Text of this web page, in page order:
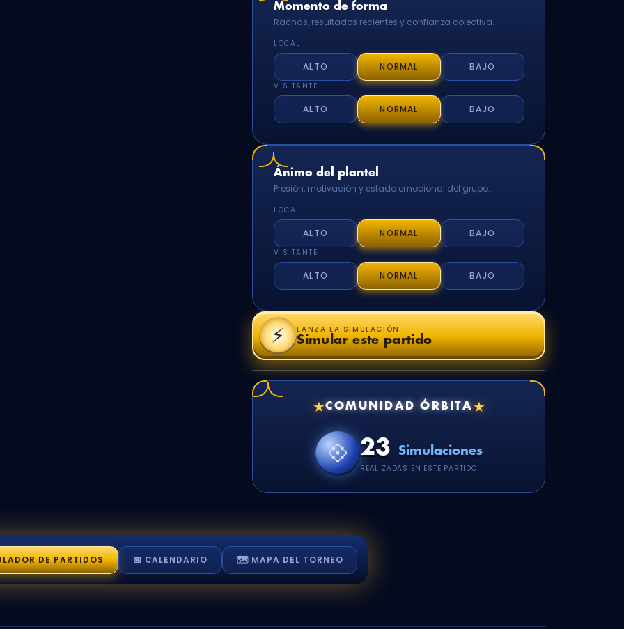
Momento de forma
Rachas, resultados recientes y confianza colectiva.
LOCAL
ALTO NORMAL BAJO
VISITANTE
ALTO NORMAL BAJO
Ánimo del plantel
Presión, motivación y estado emocional del grupo.
LOCAL
ALTO NORMAL BAJO
VISITANTE
ALTO NORMAL BAJO
⚡ LANZA LA SIMULACIÓN
Simular este partido
★COMUNIDAD ÓRBITA★
💠 23 Simulaciones
REALIZADAS EN ESTE PARTIDO
DE PARTIDOS 📅 CALENDARIO 🗺️ MAPA DEL TORNEO